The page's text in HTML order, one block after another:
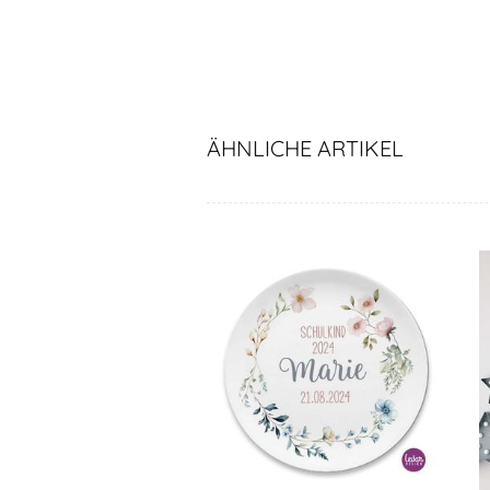
ÄHNLICHE ARTIKEL